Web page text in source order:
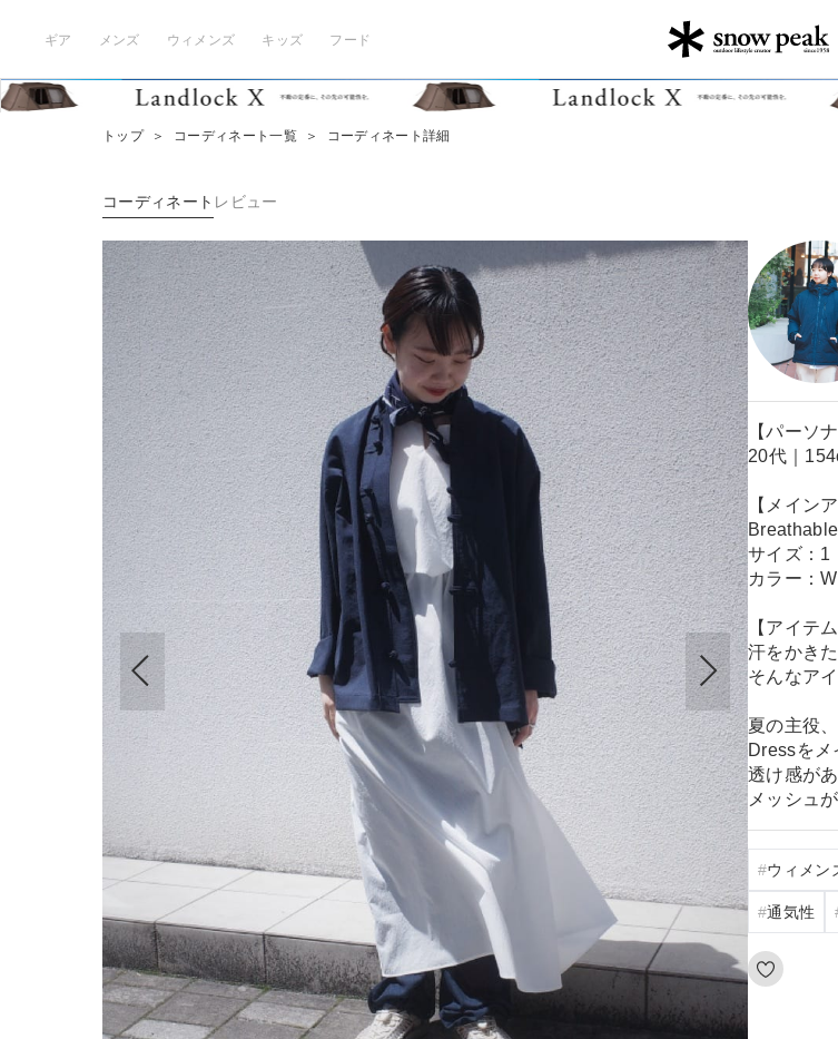
ギア メンズ ウィメンズ キッズ フード
トップ ＞ コーディネート一覧 ＞ コーディネート詳細
コーディネート レビュー
【パーソ
20代｜
【メイン
サイズ：1
カラー：
【アイテ
汗をかき
そんなア
夏の主役
Dressをメ
透け感が
メッシュ
ウィメン
通気性